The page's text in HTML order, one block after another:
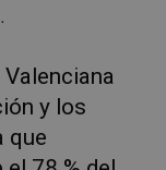
y los
que